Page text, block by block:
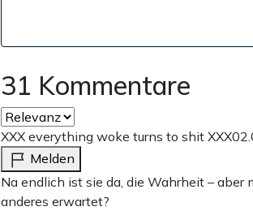
31 Kommentare
XXX everything woke turns to shit XXX
Melden
Na endlich ist sie da, die Wahrheit –
anderes erwartet?